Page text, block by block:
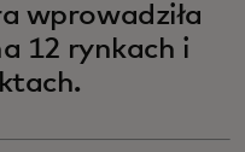
wprowadziła
12 rynkach i